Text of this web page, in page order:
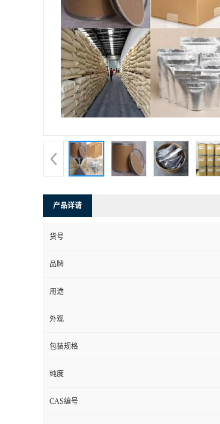
产品详请
货号
品牌
用途
外观
包装规格
纯度
CAS编号